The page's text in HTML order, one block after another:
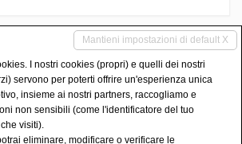
INSTAGRAM
Mantieni impostazioni di default X
I nostri cookies (propri) e quelli dei nostri
servono per poterti offrire un'esperienza unica
insieme ai nostri partners, raccogliamo e
non sensibili (come l'identificatore del tuo
visiti).
eliminare, modificare o verificare le